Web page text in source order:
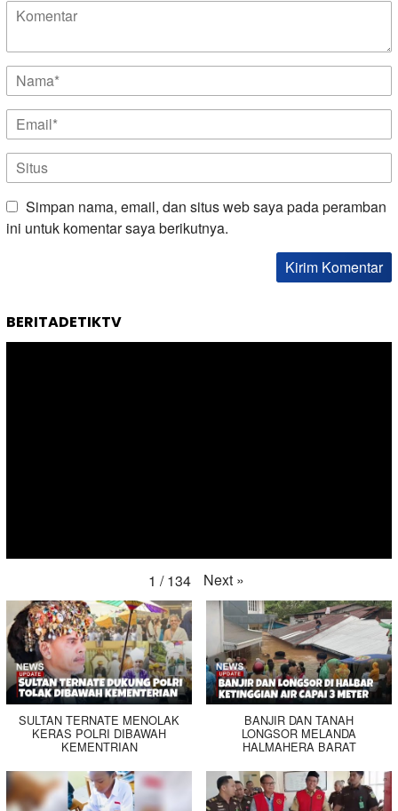
Simpan nama, email, dan situs web saya pada peramban
ini untuk komentar saya berikutnya.
BERITADETIKTV
1 / 134 Next »
SULTAN TERNATE MENOLAK
KERAS POLRI DIBAWAH
KEMENTRIAN
BANJIR DAN TANAH
LONGSOR MELANDA
HALMAHERA BARAT